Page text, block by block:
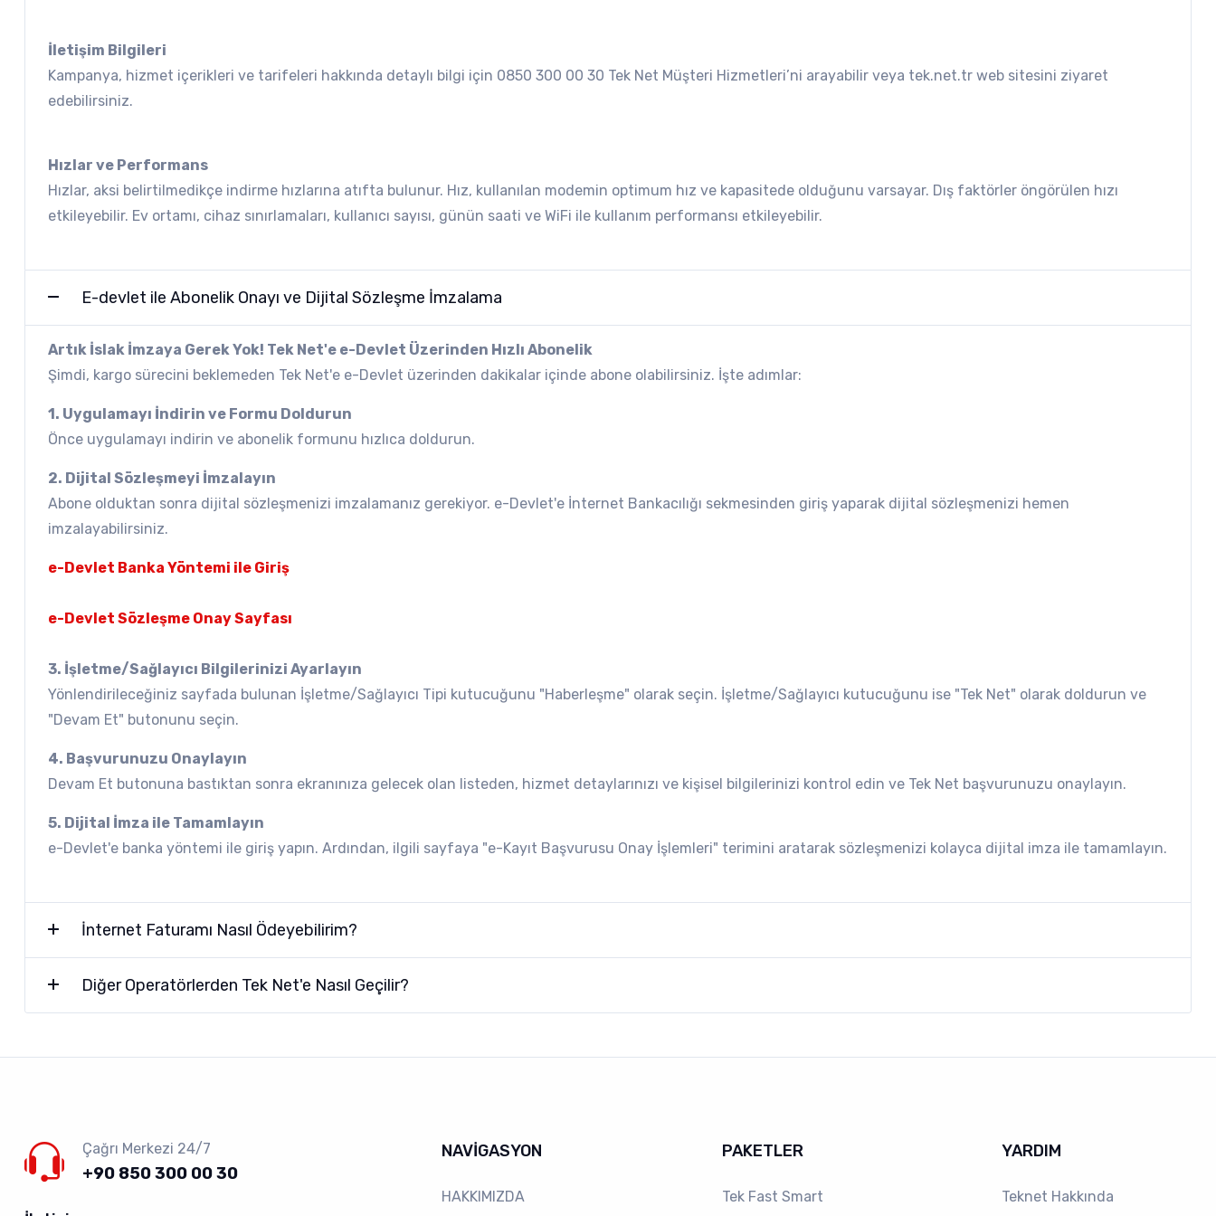
İletişim Bilgileri
Kampanya, hizmet içerikleri ve tarifeleri hakkında detaylı bilgi için 0850 300 00 30 Tek Net Müşteri Hizmetleri’ni arayabilir veya tek.net.tr web sitesini ziyaret
edebilirsiniz.
Hızlar ve Performans
Hızlar, aksi belirtilmedikçe indirme hızlarına atıfta bulunur. Hız, kullanılan modemin optimum hız ve kapasitede olduğunu varsayar. Dış faktörler öngörülen hızı
etkileyebilir. Ev ortamı, cihaz sınırlamaları, kullanıcı sayısı, günün saati ve WiFi ile kullanım performansı etkileyebilir.
E-devlet ile Abonelik Onayı ve Dijital Sözleşme İmzalama
Artık İslak İmzaya Gerek Yok! Tek Net'e e-Devlet Üzerinden Hızlı Abonelik
Şimdi, kargo sürecini beklemeden Tek Net'e e-Devlet üzerinden dakikalar içinde abone olabilirsiniz. İşte adımlar:
1. Uygulamayı İndirin ve Formu Doldurun
Önce uygulamayı indirin ve abonelik formunu hızlıca doldurun.
2. Dijital Sözleşmeyi İmzalayın
Abone olduktan sonra dijital sözleşmenizi imzalamanız gerekiyor. e-Devlet'e İnternet Bankacılığı sekmesinden giriş yaparak dijital sözleşmenizi hemen
imzalayabilirsiniz.
e-Devlet Banka Yöntemi ile Giriş
e-Devlet Sözleşme Onay Sayfası
3. İşletme/Sağlayıcı Bilgilerinizi Ayarlayın
Yönlendirileceğiniz sayfada bulunan İşletme/Sağlayıcı Tipi kutucuğunu "Haberleşme" olarak seçin. İşletme/Sağlayıcı kutucuğunu ise "Tek Net" olarak doldurun ve
"Devam Et" butonunu seçin.
4. Başvurunuzu Onaylayın
Devam Et butonuna bastıktan sonra ekranınıza gelecek olan listeden, hizmet detaylarınızı ve kişisel bilgilerinizi kontrol edin ve Tek Net başvurunuzu onaylayın.
5. Dijital İmza ile Tamamlayın
e-Devlet'e banka yöntemi ile giriş yapın. Ardından, ilgili sayfaya "e-Kayıt Başvurusu Onay İşlemleri" terimini aratarak sözleşmenizi kolayca dijital imza ile tamamlayın.
İnternet Faturamı Nasıl Ödeyebilirim?
Diğer Operatörlerden Tek Net'e Nasıl Geçilir?
Çağrı Merkezi 24/7
+90 850 300 00 30
NAVİGASYON
HAKKIMIZDA
PAKETLER
Tek Fast Smart
YARDIM
Teknet Hakkında